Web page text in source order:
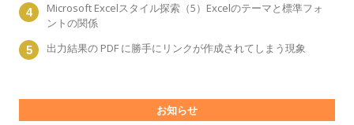
Microsoft Excelスタイル探索（5）Excelのテーマと標準フォ
ントの関係
出力結果の PDF に勝手にリンクが作成されてしまう現象
お知らせ